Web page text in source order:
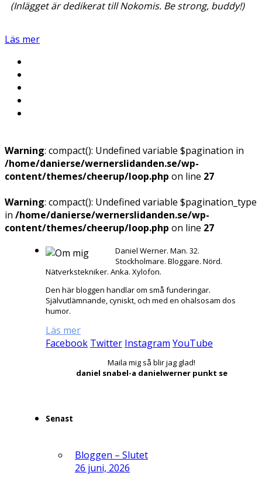
(Inlägget är dedikerat till Nokomis. Be strong, buddy!)
Läs mer
Warning: compact(): Undefined variable $pagination in
/home/danierse/wernerslidanden.se/wp-
content/themes/cheerup/loop.php on line 27
Warning: compact(): Undefined variable $pagination_type
in /home/danierse/wernerslidanden.se/wp-
content/themes/cheerup/loop.php on line 27
Daniel Werner. Man. 32.
Stockholmare. Bloggare. Nörd.
Nätverkstekniker. Anka. Xylofon.
Den här bloggen handlar om små funderingar.
Självutlämnande, cyniskt, och med en ohälsosam dos
humor.
Läs mer
Facebook Twitter Instagram YouTube
Maila mig så blir jag glad!
daniel snabel-a danielwerner punkt se
Senast
Bloggen – Slutet
26 juni, 2026